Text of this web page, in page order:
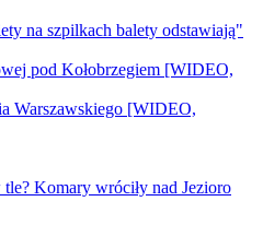
na szpilkach balety odstawiają"
pod Kołobrzegiem [WIDEO,
Warszawskiego [WIDEO,
Komary wróciły nad Jezioro